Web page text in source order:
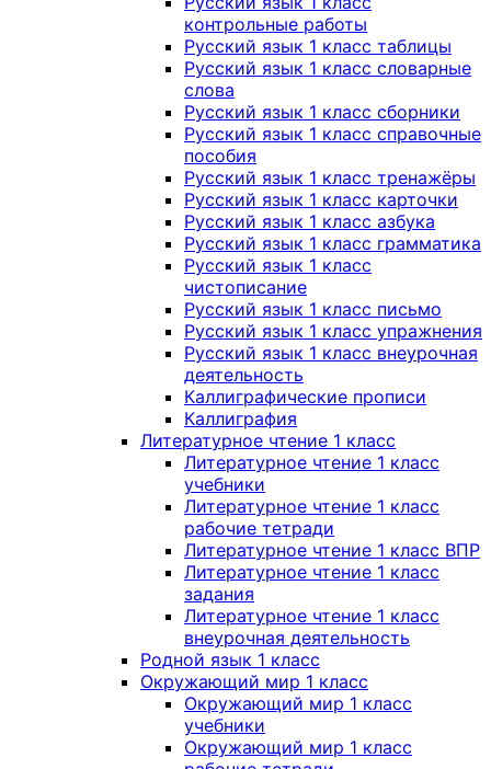
контрольные работы
Русский язык 1 класс таблицы
Русский язык 1 класс словарные
слова
Русский язык 1 класс сборники
Русский язык 1 класс справочные
пособия
Русский язык 1 класс тренажёры
Русский язык 1 класс карточки
Русский язык 1 класс азбука
Русский язык 1 класс грамматика
Русский язык 1 класс
чистописание
Русский язык 1 класс письмо
Русский язык 1 класс упражнения
Русский язык 1 класс внеурочная
деятельность
Каллиграфические прописи
Каллиграфия
Литературное чтение 1 класс
Литературное чтение 1 класс
учебники
Литературное чтение 1 класс
рабочие тетради
Литературное чтение 1 класс ВПР
Литературное чтение 1 класс
задания
Литературное чтение 1 класс
внеурочная деятельность
Родной язык 1 класс
Окружающий мир 1 класс
Окружающий мир 1 класс
учебники
Окружающий мир 1 класс